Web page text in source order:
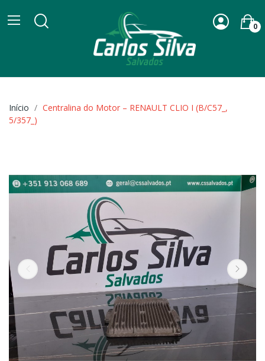
0
Início
Centralina do Motor – RENAULT CLIO I (B/C57_,
5/357_)